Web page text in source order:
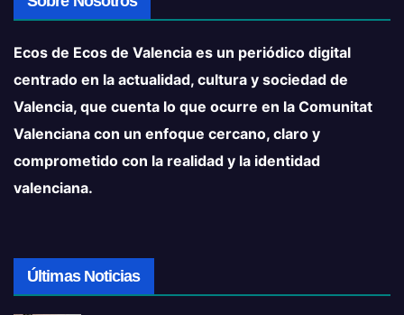
Ecos de Ecos de Valencia es un periódico digital
centrado en la actualidad, cultura y sociedad de
Valencia, que cuenta lo que ocurre en la Comunitat
Valenciana con un enfoque cercano, claro y
comprometido con la realidad y la identidad
valenciana.
Últimas Noticias